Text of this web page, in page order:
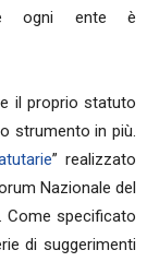
ogni ente è
il proprio statuto
strumento in più.
” realizzato
Nazionale del
Come specificato
di suggerimenti